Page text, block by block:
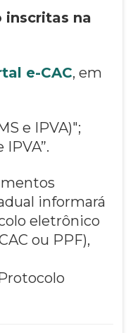
inscritas na
e-CAC, em
e IPVA)";
informará
eletrônico
ou PPF),